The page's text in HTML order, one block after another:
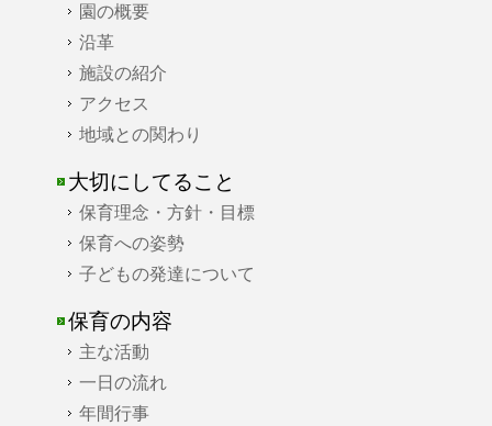
園の概要
沿革
施設の紹介
アクセス
地域との関わり
大切にしてること
保育理念・方針・目標
保育への姿勢
子どもの発達について
保育の内容
主な活動
一日の流れ
年間行事